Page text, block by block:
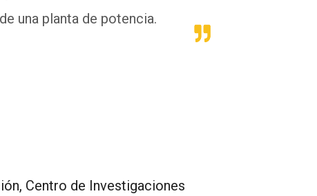
una planta de potencia.
Centro de Investigaciones